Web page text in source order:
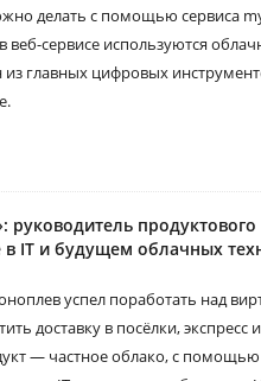
делать с помощью сервиса
сервисе используются
из главных цифровых
руководитель
IT и будущем облачных
успел поработать над
доставку в посёлки,
— частное облако, с